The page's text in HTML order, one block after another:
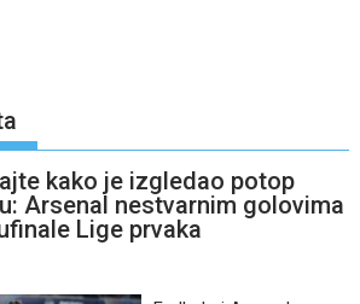
kako je izgledao potop
Arsenal nestvarnim golovima
Lige prvaka